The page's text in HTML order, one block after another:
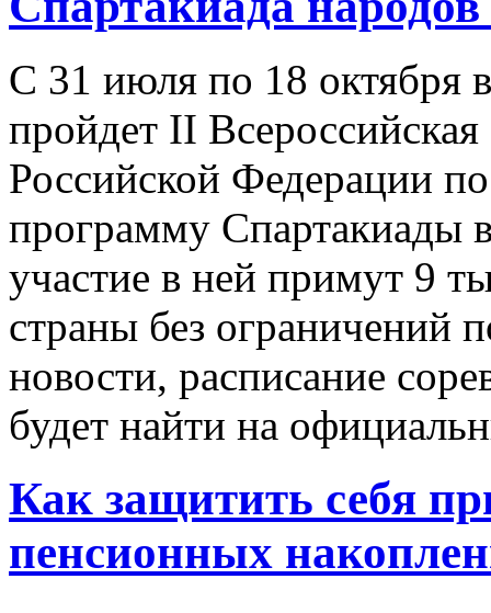
С 31 июля по 18 октября
пройдет II
Российской Федерации
программу Спартакиады
участие в ней примут 9
страны без ограничений
новости, расписание
будет найти на
Как защитить себя
пенсионных